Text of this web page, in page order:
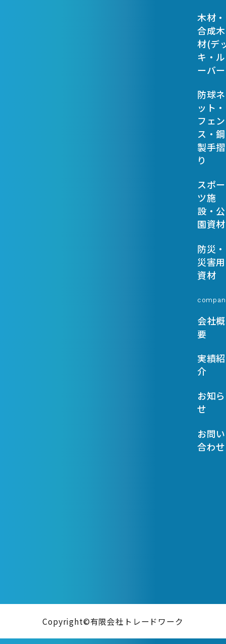
木材・
合成木
材(デ
キ・ル
ーバ
防球ネ
ット・
フェン
ス・鋼
製手摺
り
スポー
ツ施
設・公
園資材
防災・
災害用
資材
会社概
要
実績紹
介
お知ら
せ
お問い
合わせ
Copyright©有限会社トレードワーク